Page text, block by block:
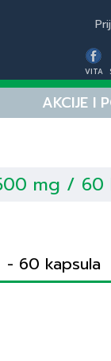
VITA
AKCIJE I
mg / 60
- 60 kapsula